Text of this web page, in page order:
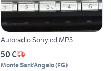
Autoradio Sony cd MP3
50 €
Monte Sant'Angelo(FG)